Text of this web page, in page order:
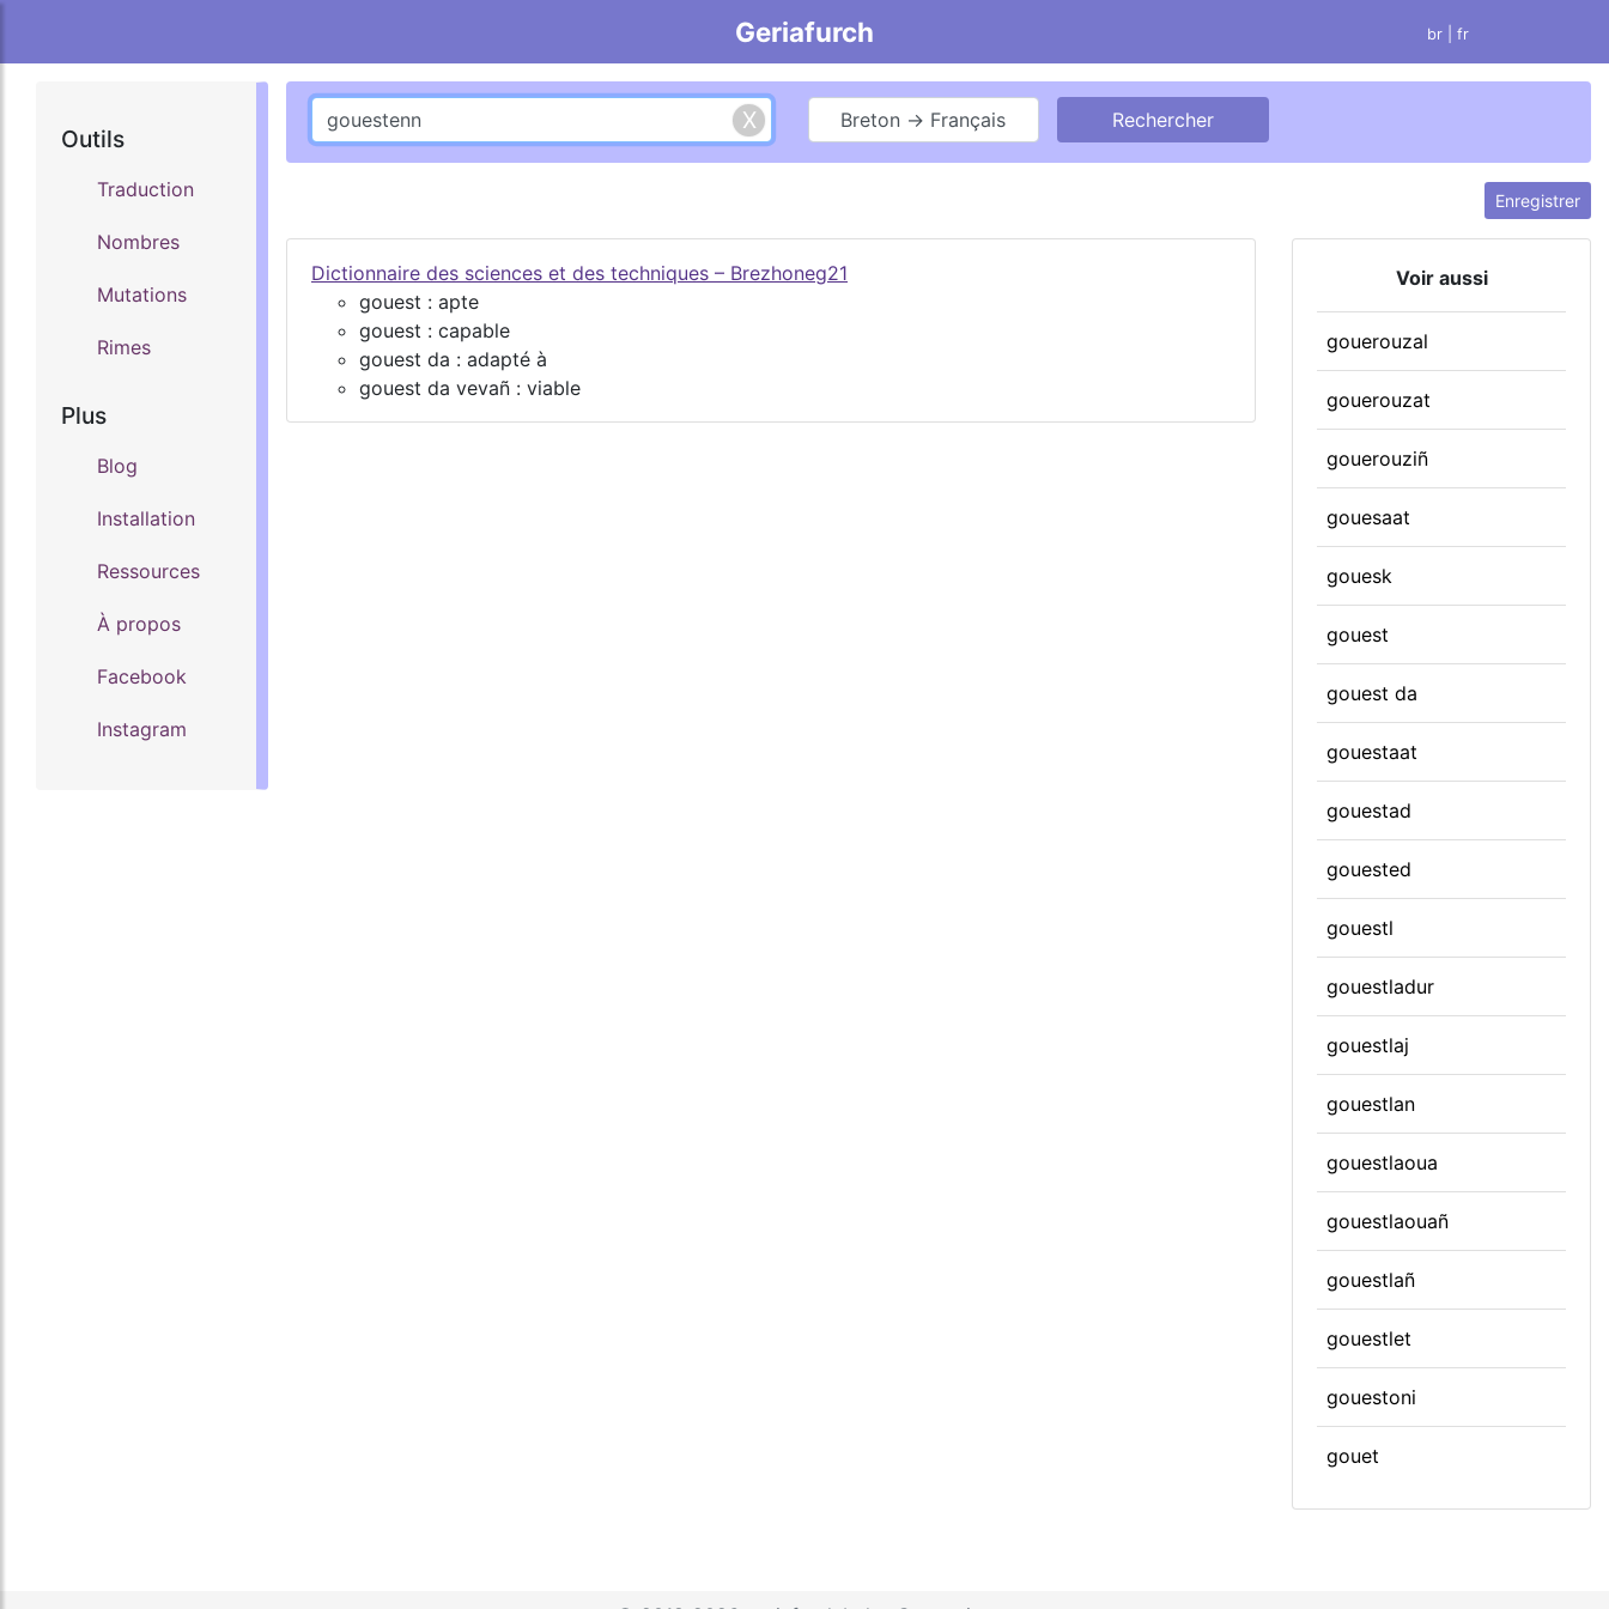
Geriafurch br | fr
Outils
Traduction
Nombres
Mutations
Rimes
Plus
Blog
Installation
Ressources
À propos
Facebook
Instagram
Breton → Français
Enregistrer
Dictionnaire des sciences et des techniques – Brezhoneg21
gouest : apte
gouest : capable
gouest da : adapté à
gouest da vevañ : viable
Voir aussi
gouerouzal
gouerouzat
gouerouziñ
gouesaat
gouesk
gouest
gouest da
gouestaat
gouestad
gouested
gouestl
gouestladur
gouestlaj
gouestlan
gouestlaoua
gouestlaouañ
gouestlañ
gouestlet
gouestoni
gouet